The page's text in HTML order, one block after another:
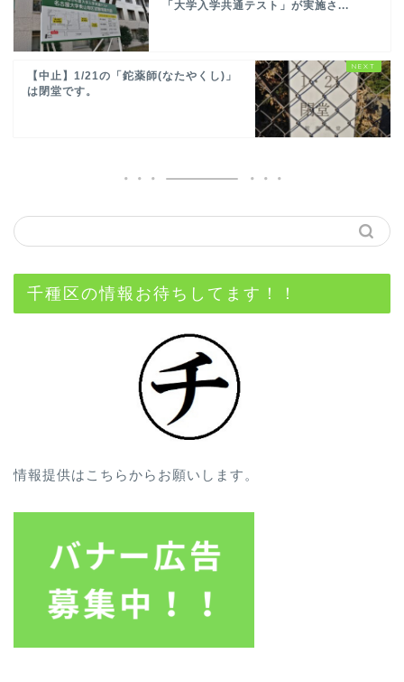
「大学入学共通テスト」が実施さ...
【中止】1/21の「鉈薬師(なたやくし)」
は閉堂です。
千種区の情報お待ちしてます！！
情報提供はこちらからお願いします。